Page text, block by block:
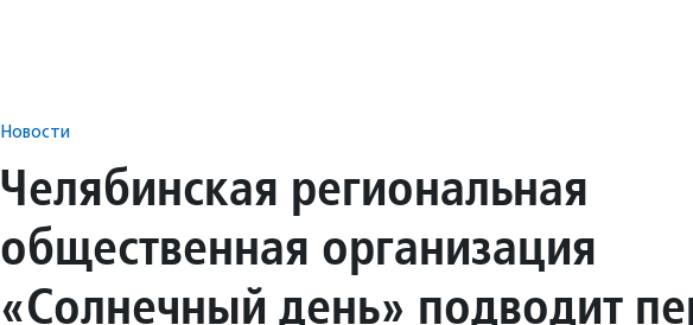
Новости
Челябинская региональная
общественная организация
«Солнечный день» подводит